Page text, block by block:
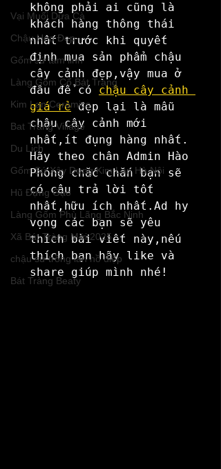
Vại Muối Dưa Cà
Chậu Hoa Đẹp
Gốm sứ tâm linh
Làng Gốm Cổ Bát Tràng
Kim Lan Ceramics
Bat Trang Village
Du Lịch
Gốm Sứ Xây Dựng Kim Lan Hà Nội
Hũ Đựng Gạo
Làng Gốm Phù Lãng Bắc Ninh
Xã Bát Tràng Mới 2025
chậu sứ trồng lan hồ điệp
Bát Tràng Beaty
không phải ai cũng là
khách hàng thông thái
nhất trước khi quyết
định mua sản phẩm chậu
cây cảnh đẹp,vậy mua ở
đâu để có chậu cây cảnh
giá rẻ đẹp lại là mẫu
chậu cây cảnh mới
nhất,ít đụng hàng nhất.
Hãy theo chân Admin Hào
Phóng chắc chắn bạn sẽ
có câu trả lời tốt
nhất,hữu ích nhất.Ad hy
vọng các bạn sẽ yêu
thích bài viết này,nếu
thích bạn hãy like và
share giúp mình nhé!